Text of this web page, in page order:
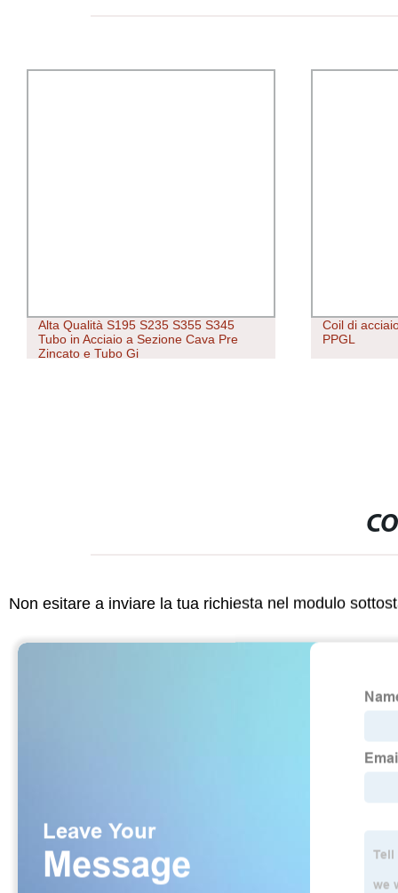
Alta Qualità S195 S235 S355 S345
Tubo in Acciaio a Sezione Cava Pre
Zincato e Tubo Gi
Coil di
PPGL
Non esitare a inviare la tua richiesta nel modulo